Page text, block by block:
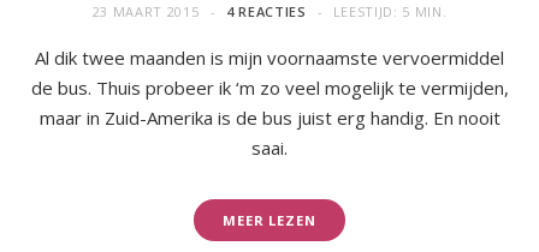
23 MAART 2015 4 REACTIES LEESTIJD: 5 MIN.
Al dik twee maanden is mijn voornaamste vervoermiddel
de bus. Thuis probeer ik ‘m zo veel mogelijk te vermijden,
maar in Zuid-Amerika is de bus juist erg handig. En nooit
saai.
MEER LEZEN